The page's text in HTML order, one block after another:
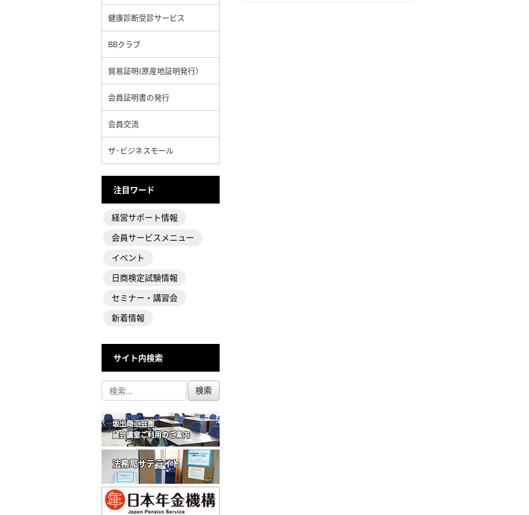
健康診断受診サービス
BBクラブ
貿易証明(原産地証明発行）
会員証明書の発行
会員交流
ザ･ビジネスモール
注目ワード
経営サポート情報
会員サービスメニュー
イベント
日商検定試験情報
セミナー・講習会
新着情報
サイト内検索